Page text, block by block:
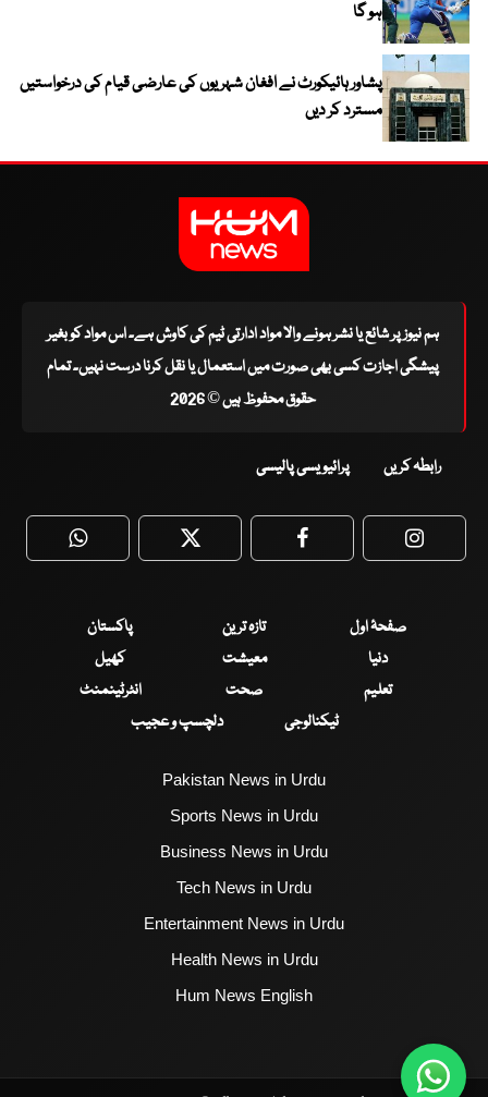
ہو گا
پشاور ہائیکورٹ نے افغان شہریوں کی عارضی قیام کی درخواستیں
مسترد کر دیں
ہم نیوز پر شائع یا نشر ہونے والا مواد ادارتی ٹیم کی کاوش ہے۔ اس مواد کو بغیر
پیشگی اجازت کسی بھی صورت میں استعمال یا نقل کرنا درست نہیں۔ تمام
حقوق محفوظ ہیں © 2026
رابطہ کریں پرائیویسی پالیسی
WhatsApp Twitter Facebook
صفحۂ اول تازہ ترین
پاکستان
دنیا
معیشت
کھیل
تعلیم
صحت
انٹرٹینمنٹ
ٹیکنالوجی
دلچسپ و عجیب
Pakistan News in Urdu
Sports News in Urdu
Business News in Urdu
Tech News in Urdu
Entertainment News in Urdu
Health News in Urdu
Hum News English